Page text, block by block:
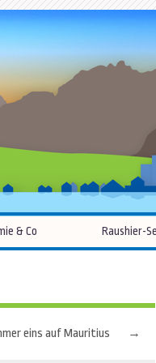
& Co Raushier-
→
eins auf Mauritius